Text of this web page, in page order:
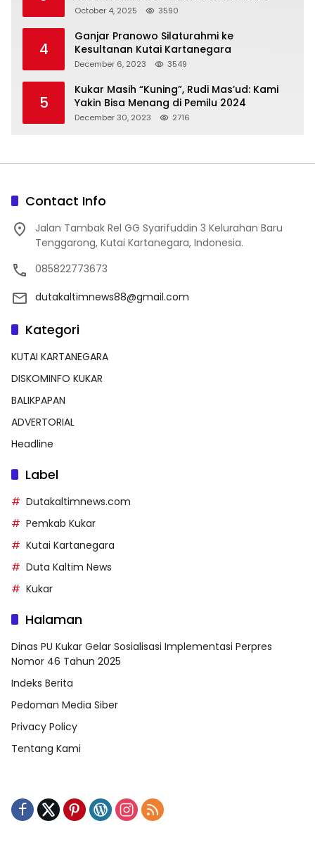
October 4, 2025 3590
4
Ganjar Pranowo Silaturahmi ke
Kesultanan Kutai Kartanegara
December 6, 2023 3549
5
Kukar Masih “Kuning”, Rudi Mas’ud: Kami
Yakin Bisa Menang di Pemilu 2024
December 30, 2023 2716
Contact Info
Jalan Tambak Rel GG Syarifuddin 3 Kelurahan Baru
Tenggarong, Kutai Kartanegara, Indonesia.
085822773673
dutakaltimnews88@gmail.com
Kategori
KUTAI KARTANEGARA
DISKOMINFO KUKAR
BALIKPAPAN
ADVERTORIAL
Headline
Label
Dutakaltimnews.com
Pemkab Kukar
Kutai Kartanegara
Duta Kaltim News
Kukar
Halaman
Dinas PU Kukar Gelar Sosialisasi Implementasi Perpres
Nomor 46 Tahun 2025
Indeks Berita
Pedoman Media Siber
Privacy Policy
Tentang Kami